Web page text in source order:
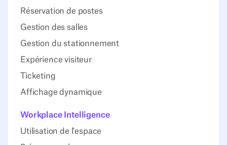
Réservation de postes
Gestion des salles
Gestion du stationnement
Expérience visiteur
Ticketing
Affichage dynamique
Workplace Intelligence
Utilisation de l'espace